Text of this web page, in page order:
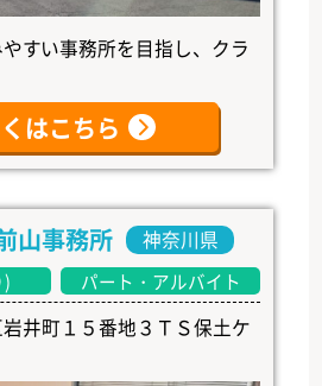
すい事務所を目指し、クラ
はこちら
山事務所 神奈川県
パート・アルバイト
井町１５番地３ＴＳ保土ケ